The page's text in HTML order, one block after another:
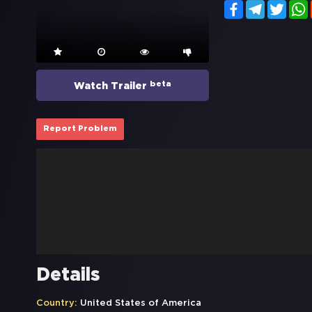
Watch Trailer beta
FacebookTelegram
Report Problem
Details
Country: United States of America